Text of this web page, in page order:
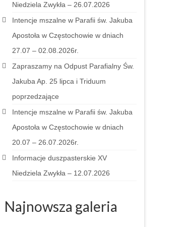
Niedziela Zwykła – 26.07.2026
Intencje mszalne w Parafii św. Jakuba
Apostoła w Częstochowie w dniach
27.07 – 02.08.2026r.
Zapraszamy na Odpust Parafialny Św.
Jakuba Ap. 25 lipca i Triduum
poprzedzające
Intencje mszalne w Parafii św. Jakuba
Apostoła w Częstochowie w dniach
20.07 – 26.07.2026r.
Informacje duszpasterskie XV
Niedziela Zwykła – 12.07.2026
Najnowsza galeria